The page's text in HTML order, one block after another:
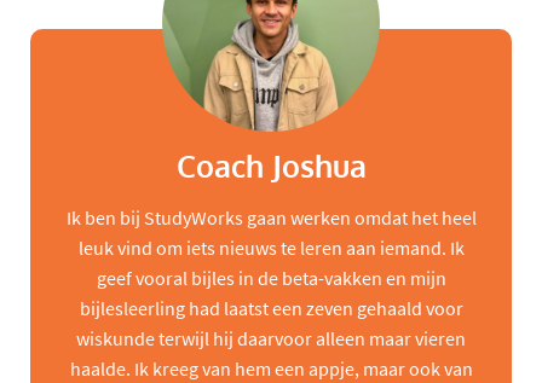
Coach Joshua
Ik ben bij StudyWorks gaan werken omdat het heel
leuk vind om iets nieuws te leren aan iemand. Ik
geef vooral bijles in de beta-vakken en mijn
bijlesleerling had laatst een zeven gehaald voor
wiskunde terwijl hij daarvoor alleen maar vieren
haalde. Ik kreeg van hem een appje, maar ook van